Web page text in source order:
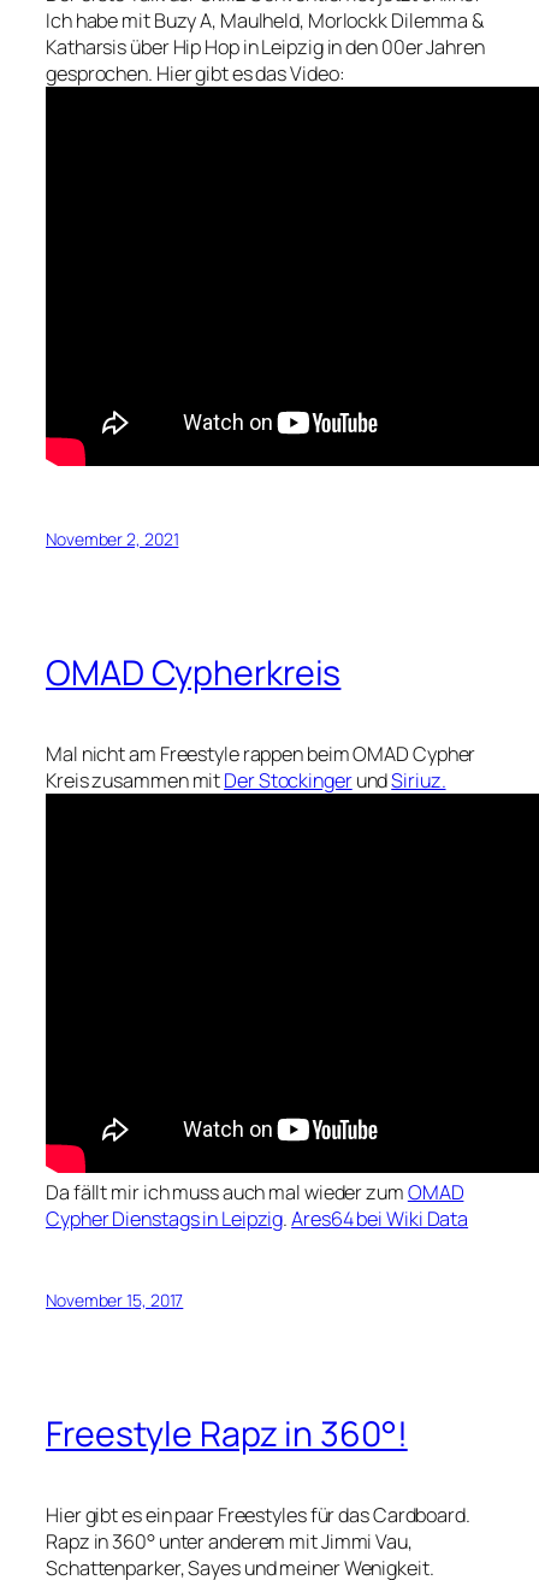
Ich habe mit Buzy A, Maulheld, Morlockk Dilemma &
Katharsis über Hip Hop in Leipzig in den 00er Jahren
gesprochen. Hier gibt es das Video:
November 2, 2021
OMAD Cypherkreis
Mal nicht am Freestyle rappen beim OMAD Cypher
Kreis zusammen mitDer StockingerundSiriuz.
Da fällt mir ich muss auch mal wieder zumOMAD
Cypher Dienstags in Leipzig.Ares64 bei Wiki Data
November 15, 2017
Freestyle Rapz in 360°!
Hier gibt es ein paar Freestyles für das Cardboard.
Rapz in 360° unter anderem mit Jimmi Vau,
Schattenparker, Sayes und meiner Wenigkeit.